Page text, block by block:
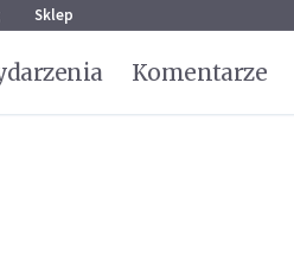
Sklep
Komentarze